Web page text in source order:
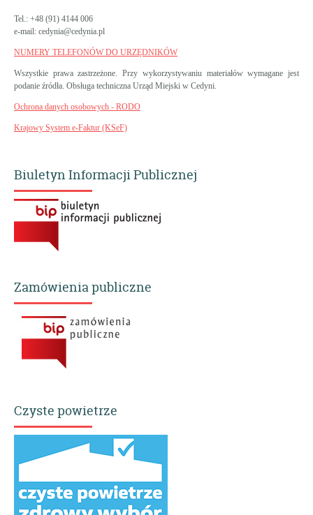
Tel.: +48 (91) 4144 006
e-mail: cedynia@cedynia.pl
NUMERY TELEFONÓW DO URZĘDNIKÓW
Wszystkie prawa zastrzeżone. Przy wykorzystywaniu materiałów wymagane jest
podanie źródła. Obsługa techniczna Urząd Miejski w Cedyni.
Ochrona danych osobowych - RODO
Krajowy System e-Faktur (KSeF)
Biuletyn Informacji Publicznej
Zamówienia publiczne
Czyste powietrze